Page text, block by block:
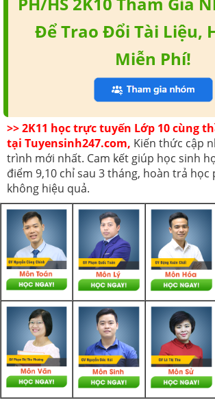
Để Trao Đổi Tài Liệu,
Miễn Phí!
>> 2K11 học trực tuyến Lớp 10 cùng
tại Tuyensinh247.com, Kiến thức cập
trình mới nhất. Cam kết giúp học sinh
điểm 9,10 chỉ sau 3 tháng, hoàn trả học
không hiệu quả.